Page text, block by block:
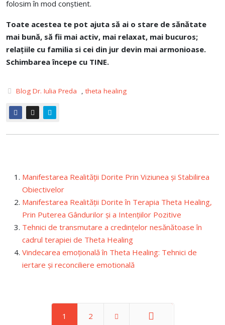
folosim în mod conștient.
Toate acestea te pot ajuta să ai o stare de sănătate
mai bună, să fii mai activ, mai relaxat, mai bucuros;
relațiile cu familia si cei din jur devin mai armonioase.
Schimbarea începe cu TINE.
Blog Dr. Iulia Preda , theta healing
Manifestarea Realității Dorite Prin Viziunea și Stabilirea
Obiectivelor
Manifestarea Realității Dorite în Terapia Theta Healing,
Prin Puterea Gândurilor și a Intențiilor Pozitive
Tehnici de transmutare a credințelor nesănătoase în
cadrul terapiei de Theta Healing
Vindecarea emoțională în Theta Healing: Tehnici de
iertare și reconciliere emotională
1 2